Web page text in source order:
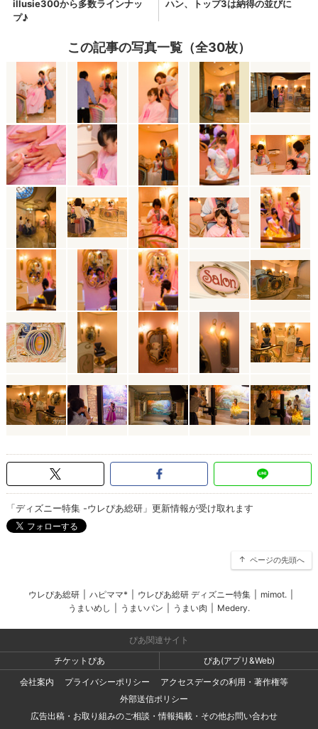
この記事の写真一覧（全30枚）
「ディズニー特集 -ウレぴあ総研」更新情報が受け取れます
ページの先頭へ
ウレぴあ総研 ハピママ* ウレぴあ総研 ディズニー特集 mimot.
うまいめし
うまいパン うまい肉 Medery.
ぴあ関連サイト
チケットぴあ
ぴあ(アプリ&Web)
会社案内
プライバシーポリシー
アクセスデータの利用・著作権等
外部送信ポリシー
広告出稿・お取り組みのご相談・情報掲載・その他お問い合わせ